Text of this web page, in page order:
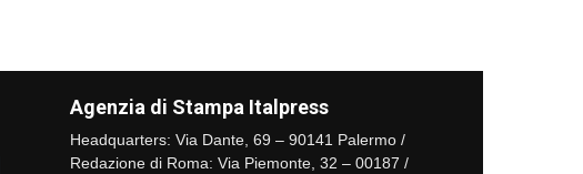
Agenzia di Stampa Italpress
Headquarters: Via Dante, 69 – 90141 Palermo /
Redazione di Roma: Via Piemonte, 32 – 00187 /